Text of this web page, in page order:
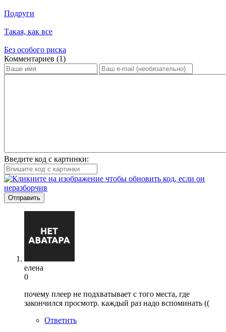
Подруги
Такая, как все
Без особого риска
Ком­мен­та­ри­ев (1)
Введите код с картинки:
Отправить
елена
0
почему плеер не подхватывает с того места, где
закончился просмотр. каждый раз надо вспоминать ((
Ответить